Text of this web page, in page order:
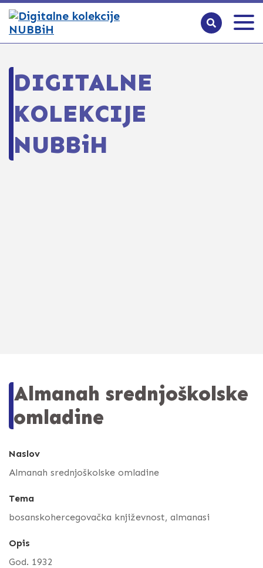
DIGITALNE
KOLEKCIJE
NUBBiH
Almanah srednjoškolske
omladine
Naslov
Almanah srednjoškolske omladine
Tema
bosanskohercegovačka književnost, almanasi
Opis
God. 1932